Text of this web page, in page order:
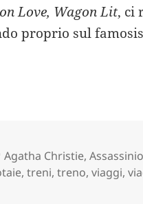
Love, Wagon Lit, ci
proprio sul
Tag
Agatha Christie,
,treni,treno,viaggi,